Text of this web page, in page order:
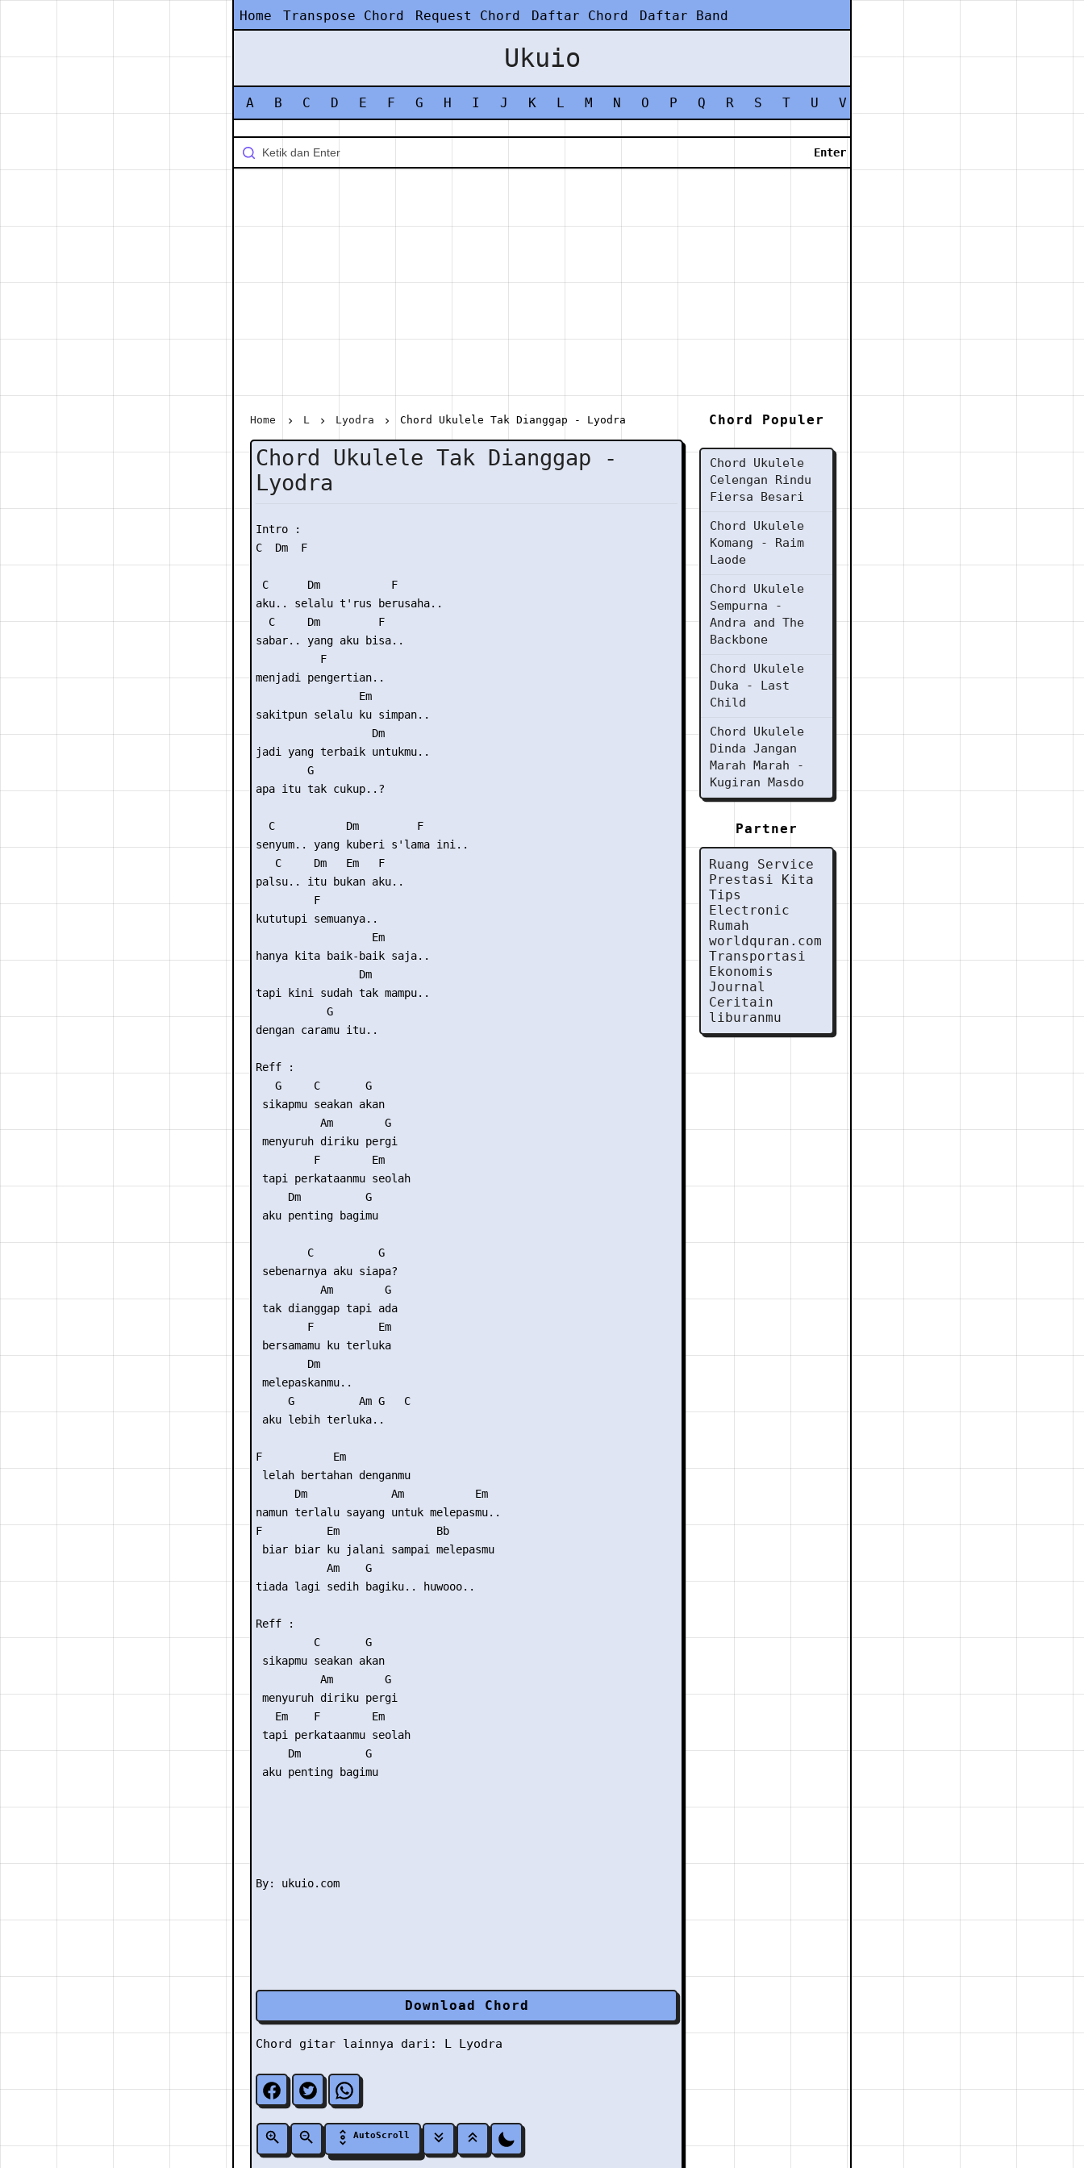
Home Transpose Chord Request Chord Daftar Chord Daftar Band
Ukuio
A B C D E F G H I J K L M N O P Q R S T U V
Home L Lyodra Chord Ukulele Tak Dianggap - Lyodra
Chord Ukulele Tak Dianggap -
Lyodra
Intro :
C  Dm  F
C      Dm           F
aku.. selalu t'rus berusaha..
  C     Dm         F
sabar.. yang aku bisa..
          F
menjadi pengertian..
                Em
sakitpun selalu ku simpan..
                  Dm
jadi yang terbaik untukmu..
        G
apa itu tak cukup..?
  C           Dm         F
senyum.. yang kuberi s'lama ini..
   C     Dm   Em   F
palsu.. itu bukan aku..
         F
kututupi semuanya..
                  Em
hanya kita baik-baik saja..
                Dm
tapi kini sudah tak mampu..
           G
dengan caramu itu..
Reff :
   G     C       G
sikapmu seakan akan
          Am        G
menyuruh diriku pergi
         F        Em
tapi perkataanmu seolah
     Dm          G
aku penting bagimu
        C          G
sebenarnya aku siapa?
          Am        G
tak dianggap tapi ada
        F          Em
bersamamu ku terluka
        Dm
melepaskanmu..
     G          Am G   C
aku lebih terluka..
F           Em
lelah bertahan denganmu
      Dm             Am           Em
namun terlalu sayang untuk melepasmu..
F          Em               Bb
biar biar ku jalani sampai melepasmu
           Am    G
tiada lagi sedih bagiku.. huwooo..
Reff :
         C       G
sikapmu seakan akan
          Am        G
menyuruh diriku pergi
   Em    F        Em
tapi perkataanmu seolah
     Dm          G
aku penting bagimu
Download Chord
Chord gitar lainnya dari: L Lyodra
AutoScroll
Chord Populer
Chord Ukulele
Celengan Rindu
Fiersa Besari
Chord Ukulele
Komang - Raim
Laode
Chord Ukulele
Sempurna -
Andra and The
Backbone
Chord Ukulele
Duka - Last
Child
Chord Ukulele
Dinda Jangan
Marah Marah -
Kugiran Masdo
Partner
Ruang Service
Prestasi Kita
Tips
Electronic
Rumah
worldquran.com
Transportasi
Ekonomis
Journal
Ceritain
liburanmu